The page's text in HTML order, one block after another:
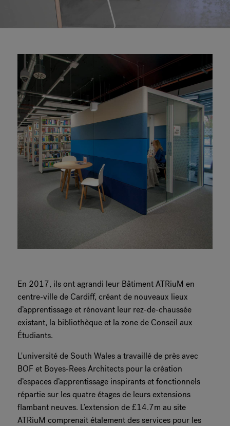
En 2017, ils ont agrandi leur Bâtiment ATRiuM en
centre-ville de Cardiff, créant de nouveaux lieux
d’apprentissage et rénovant leur rez-de-chaussée
existant, la bibliothèque et la zone de Conseil aux
Étudiants.
L'université de South Wales a travaillé de près avec
BOF et Boyes-Rees Architects pour la création
d’espaces d’apprentissage inspirants et fonctionnels
répartie sur les quatre étages de leurs extensions
flambant neuves. L’extension de £14.7m au site
ATRiuM comprenait étalement des services pour les